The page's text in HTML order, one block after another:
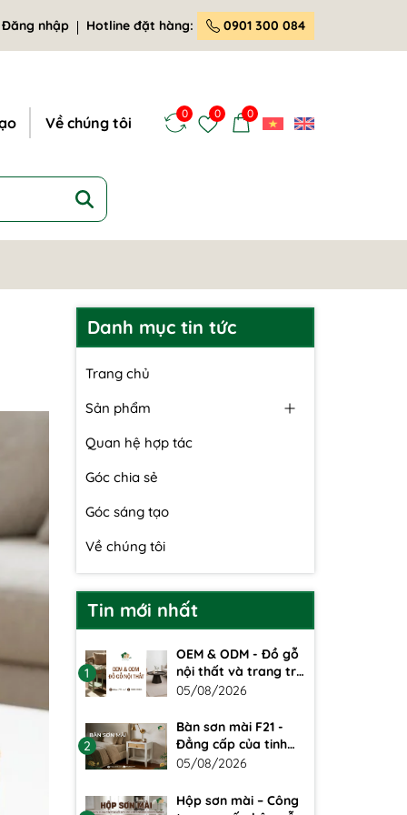
Đăng nhập Hotline đặt hàng: 0901 300 084
Về chúng tôi
0 0 0
Danh mục tin tức
Trang chủ
Sản phẩm
Quan hệ hợp tác
Góc chia sẻ
Góc sáng tạo
Về chúng tôi
Tin mới nhất
1
OEM & ODM - Đồ gỗ
nội thất và trang trí
theo yêu cầu
05/08/2026
2
Bàn sơn mài F21 -
Đẳng cấp của tinh
hoa thủ công mỹ
05/08/2026
Hộp sơn mài – Công